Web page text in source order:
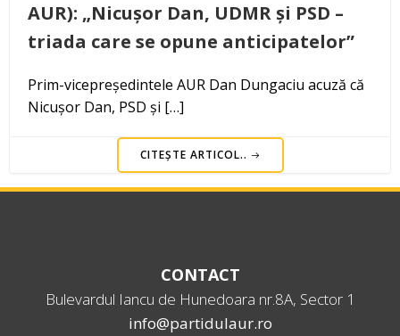
AUR): „Nicușor Dan, UDMR și PSD –
triada care se opune anticipatelor”
Prim-vicepreședintele AUR Dan Dungaciu acuză că
Nicușor Dan, PSD și […]
CITEȘTE ARTICOL..
CONTACT
Bulevardul Iancu de Hunedoara nr.8A, Sector 1
info@partidulaur.ro